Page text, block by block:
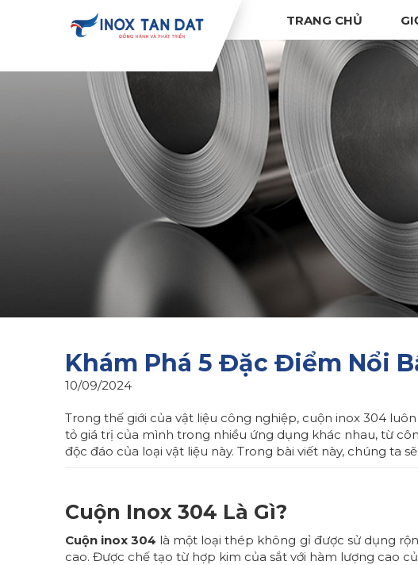
TRANG CHỦ
Khám Phá 5 Đặc Điểm Nổi
10/09/2024
Trong thế giới của vật liệu công nghiệp, cuộn inox 304
tỏ giá trị của mình trong nhiều ứng dụng khác nhau, từ
độc đáo của loại vật liệu này. Trong bài viết này, chúng ta
Cuộn Inox 304 Là Gì?
Cuộn inox 304 là một loại thép không gỉ được sử dụng
cao. Được chế tạo từ hợp kim của sắt với hàm lượng cao